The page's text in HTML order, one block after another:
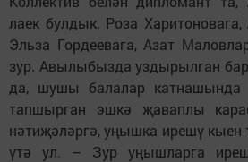
лаек булдык. Роза
Эльза Гордеевага, Азат
зур. Авылыбызда уздырылган
да, шушы балалар
тапшырган эшкә җаваплы
нәтиҗәләргә, уңышка ирешү кыен
үтә ул. – Зур уңышларга